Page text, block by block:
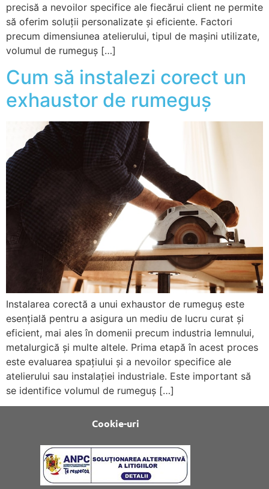
precisă a nevoilor specifice ale fiecărui client ne permite
să oferim soluții personalizate și eficiente. Factori
precum dimensiunea atelierului, tipul de mașini utilizate,
volumul de rumeguș […]
Cum să instalezi corect un
exhaustor de rumeguș
Instalarea corectă a unui exhaustor de rumeguș este
esențială pentru a asigura un mediu de lucru curat și
eficient, mai ales în domenii precum industria lemnului,
metalurgică și multe altele. Prima etapă în acest proces
este evaluarea spațiului și a nevoilor specifice ale
atelierului sau instalației industriale. Este important să
se identifice volumul de rumeguș […]
Cookie-uri